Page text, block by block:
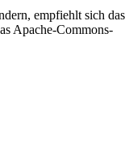
empfiehlt sich das
Apache-Commons-